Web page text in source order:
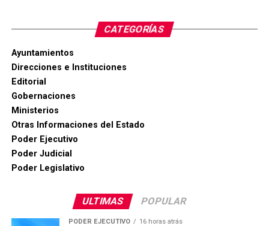
CATEGORÍAS
Ayuntamientos
Direcciones e Instituciones
Editorial
Gobernaciones
Ministerios
Otras Informaciones del Estado
Poder Ejecutivo
Poder Judicial
Poder Legislativo
ULTIMAS POPULAR
PODER EJECUTIVO 16 horas atrás